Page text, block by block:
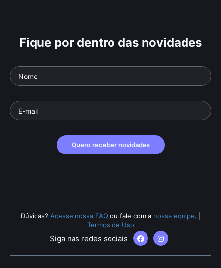
Fique por dentro das novidades
Quero receber novidades
Dúvidas? Acesse nossa FAQ ou fale com a nossa equipe.
Termos de Uso
Siga nas redes sociais